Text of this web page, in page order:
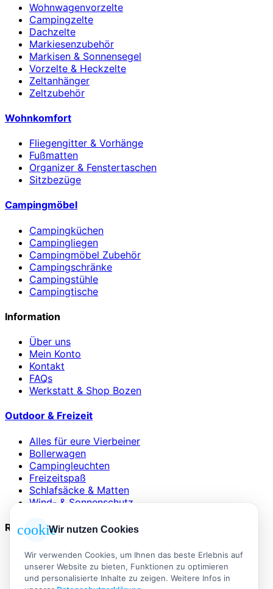
Wohnwagenvorzelte
Campingzelte
Dachzelte
Markiesenzubehör
Markisen & Sonnensegel
Vorzelte & Heckzelte
Zeltanhänger
Zeltzubehör
Wohnkomfort
Fliegengitter & Vorhänge
Fußmatten
Organizer & Fenstertaschen
Sitzbezüge
Campingmöbel
Campingküchen
Campingliegen
Campingmöbel Zubehör
Campingschränke
Campingstühle
Campingtische
Information
Über uns
Mein Konto
Kontakt
FAQs
Werkstatt & Shop Bozen
Outdoor & Freizeit
Alles für eure Vierbeiner
Bollerwagen
Campingleuchten
Freizeitspaß
Schlafsäcke & Matten
Wind- & Sonnenschutz
Rechtliches
AGB
Impressum
Datenschutzerklärung
cookieWir nutzen Cookies
Wir verwenden Cookies, um Ihnen das beste Erlebnis auf
unserer Website zu bieten, Funktionen zu optimieren
und personalisierte Inhalte zu zeigen. Weitere Infos in